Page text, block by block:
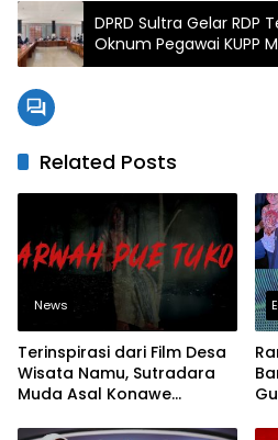
DPRD Sultra Gelar RDP
Oknum Pegawai KUPP
Related Posts
News
Terinspirasi dari Film Desa
Wisata Namu, Sutradara
Muda Asal Konawe
Menggunakan Handphone